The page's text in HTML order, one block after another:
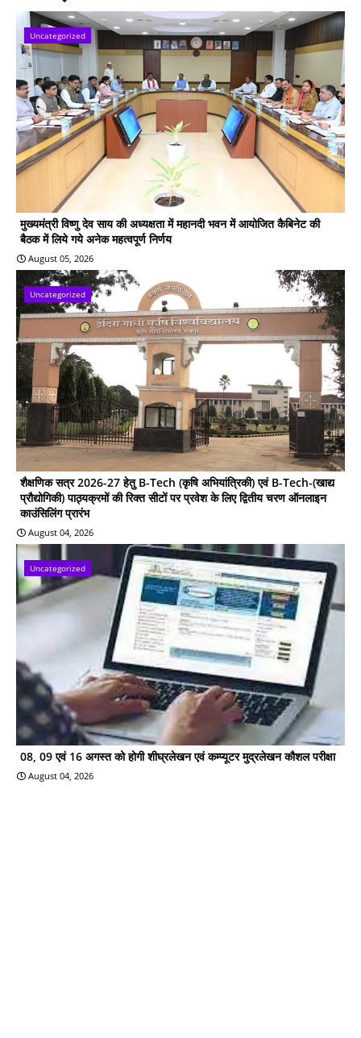
Uncategorized
मुख्यमंत्री विष्णु देव साय की अध्यक्षता में महानदी भवन में आयोजित कैबिनेट की
बैठक में लिये गये अनेक महत्वपूर्ण निर्णय
August 05, 2026
Uncategorized
शैक्षणिक सत्र 2026-27 हेतु B-Tech (कृषि अभियांत्रिकी) एवं B-Tech-(खाद्य
प्रौद्योगिकी) पाठ्यक्रमों की रिक्त सीटों पर प्रवेश के लिए द्वितीय चरण ऑनलाइन
काउंसिलिंग प्रारंभ
August 04, 2026
Uncategorized
08, 09 एवं 16 अगस्त को होगी शीघ्रलेखन एवं कम्प्यूटर मुद्रलेखन कौशल परीक्षा
August 04, 2026